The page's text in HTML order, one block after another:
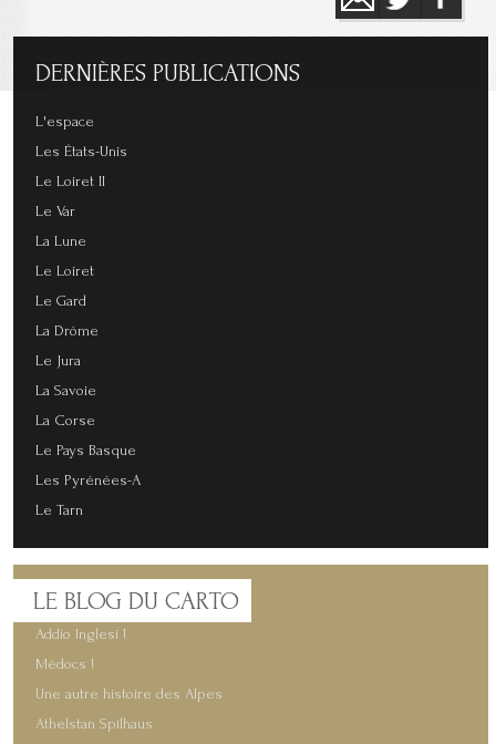
DERNIÈRES PUBLICATIONS
L'espace
Les États-Unis
Le Loiret II
Le Var
La Lune
Le Loiret
Le Gard
La Drôme
Le Jura
La Savoie
La Corse
Le Pays Basque
Les Pyrénées-A
Le Tarn
LE BLOG DU CARTO
Addio Inglesi !
Médocs !
Une autre histoire des Alpes
Athelstan Spilhaus